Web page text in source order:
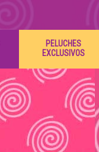
PELUCHES
EXCLUSIVOS